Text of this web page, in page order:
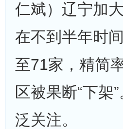
仁斌）辽宁加
在不到半年时
至71家，精简
区被果断“下架
泛关注。